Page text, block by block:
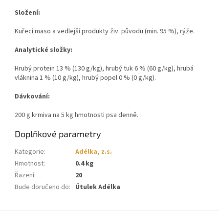
Složení:
Kuřecí maso a vedlejší produkty živ. původu (min. 95 %), rýže.
Analytické složky:
Hrubý protein 13 % (130 g/kg), hrubý tuk 6 % (60 g/kg), hrubá
vláknina 1 % (10 g/kg), hrubý popel 0 % (0 g/kg).
Dávkování:
200 g krmiva na 5 kg hmotnosti psa denně.
Doplňkové parametry
Kategorie:
Adélka, z.s.
Hmotnost:
0.4 kg
Řazení:
20
Bude doručeno do: Útulek Adélka